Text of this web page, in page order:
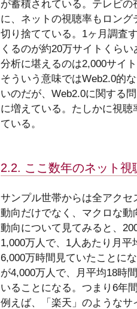
が蓄積されている。テレビの
に、ネットの視聴率もロング
切り捨てている。1ヶ月調査
くるのが約20万サイトくら
分析に堪えるのは2,000サイ
そういう意味ではWeb2.0的
いのだが、Web2.0に関する
に増えている。たしかに視
ている。
2.2. ここ数年のネット視
サンプル世帯からは全アク
動向だけでなく、マクロな
動向について見てみると、
1,000万人で、1人あたり月
6,000万時間見ていたことに
が4,000万人で、月平均18時
いることになる。つまり6年
例えば、「楽天」のような